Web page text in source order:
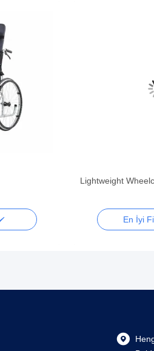
Lightweight
En İyi